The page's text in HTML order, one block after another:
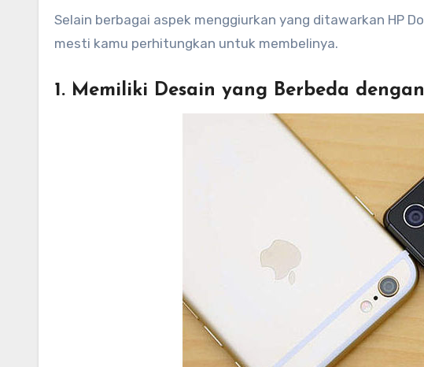
Selain berbagai aspek menggiurkan yang ditawarkan HP
mesti kamu perhitungkan untuk membelinya.
1. Memiliki Desain yang Berbeda